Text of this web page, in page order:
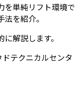
を単純リフト環境で
を紹介。
解説します。
テクニカルセンタ